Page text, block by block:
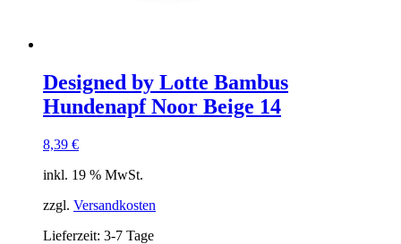
Designed by Lotte Bambus
Hundenapf Noor Beige 14
8,39 €
inkl. 19 % MwSt.
zzgl. Versandkosten
Lieferzeit: 3-7 Tage